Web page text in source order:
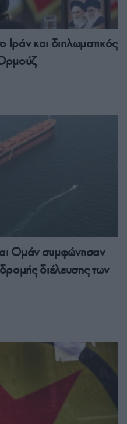
Ιράν και διπλωματικός
Ομάν συμφώνησαν
διέλευσης των